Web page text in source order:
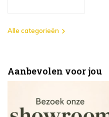
Alle categorieën
Aanbevolen voor jou